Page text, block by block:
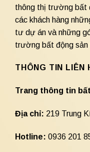
thông thị trường bất
các khách hàng
tư dự án và những
trường bất động sản
THÔNG TIN LIÊN
Trang thông tin
Địa chỉ: 219 Trung
Hotline: 0936 201